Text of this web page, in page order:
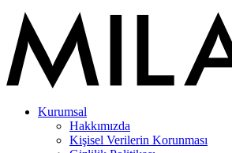
Kurumsal
Hakkımızda
Kişisel Verilerin Korunması